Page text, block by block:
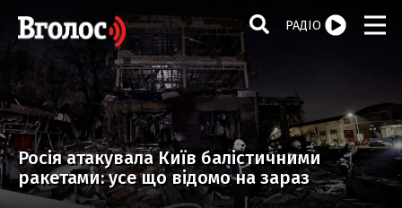
РАДІО
Росія атакувала Київ балістичними
ракетами: усе що відомо на зараз